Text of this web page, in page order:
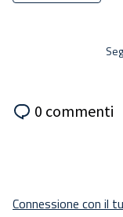
0 commenti
Connessione con il